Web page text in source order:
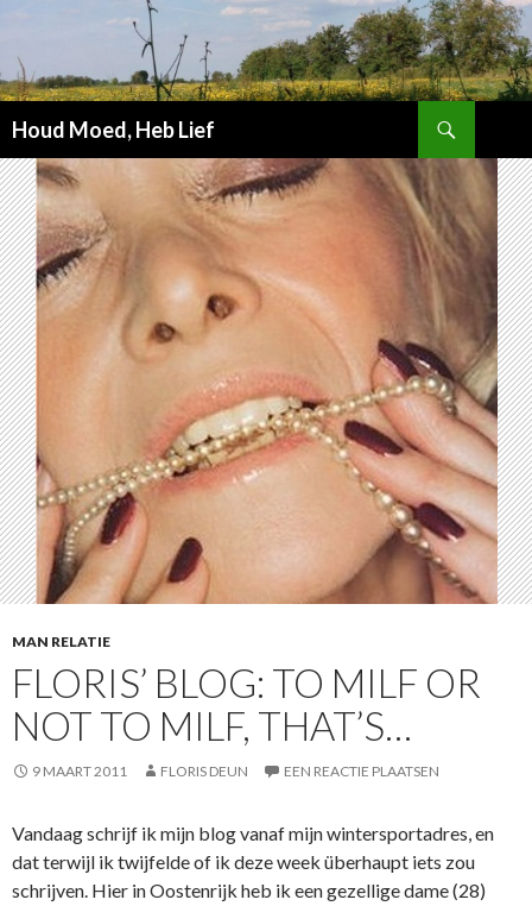
Houd Moed, Heb Lief
NAAR
INHOUD
MAN RELATIE
FLORIS’ BLOG: TO MILF OR
NOT TO MILF, THAT’S…
9 MAART 2011 FLORIS DEUN EEN REACTIE PLAATSEN
Vandaag schrijf ik mijn blog vanaf mijn wintersportadres, en
dat terwijl ik twijfelde of ik deze week überhaupt iets zou
schrijven. Hier in Oostenrijk heb ik een gezellige dame (28)